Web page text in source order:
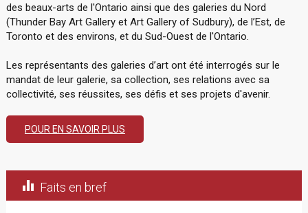
des beaux-arts de l'Ontario ainsi que des galeries du Nord
(Thunder Bay Art Gallery et Art Gallery of Sudbury), de l’Est, de
Toronto et des environs, et du Sud-Ouest de l'Ontario.
Les représentants des galeries d’art ont été interrogés sur le
mandat de leur galerie, sa collection, ses relations avec sa
collectivité, ses réussites, ses défis et ses projets d'avenir.
POUR EN SAVOIR PLUS
 Faits en bref